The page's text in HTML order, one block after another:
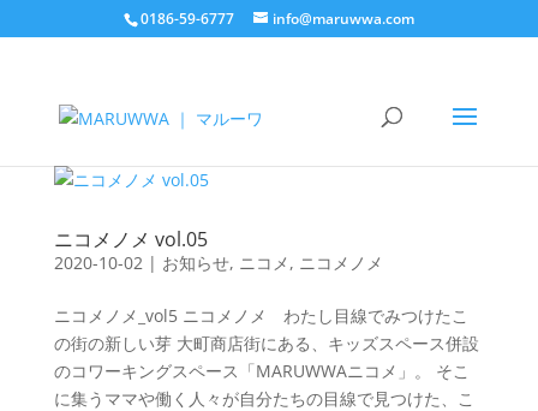
0186-59-6777 info@maruwwa.com
ニコメノメ vol.05
2020-10-02| お知らせ, ニコメ , ニコメノメ
ニコメノメ_vol5 ニコメノメ わたし目線でみつけたこ
の街の新しい芽 大町商店街にある、キッズスペース併設
のコワーキングスペース「MARUWWAニコメ」。 そこ
に集うママや働く人々が自分たちの目線で見つけた、こ